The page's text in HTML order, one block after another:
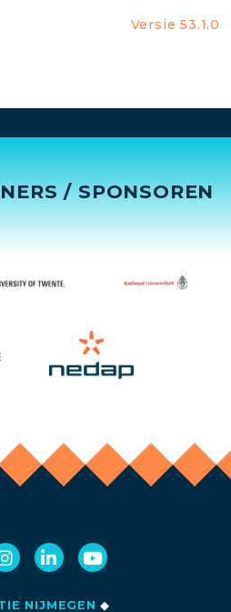
Versie 53.1.0
/ SPONSOREN
NIJMEGEN ◆